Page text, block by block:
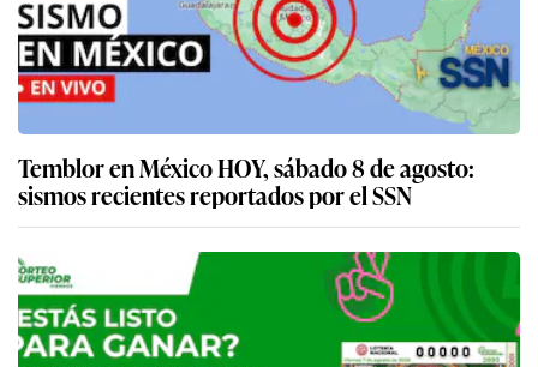
Temblor en México HOY, sábado 8 de agosto:
sismos recientes reportados por el SSN